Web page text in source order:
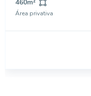
460m²
Área privativa